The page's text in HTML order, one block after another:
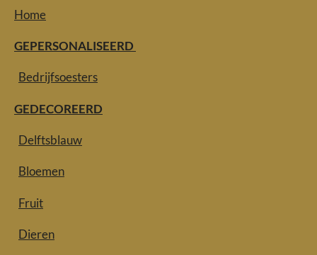
Home
GEPERSONALISEERD
Bedrijfsoesters
GEDECOREERD
Delftsblauw
Bloemen
Fruit
Dieren